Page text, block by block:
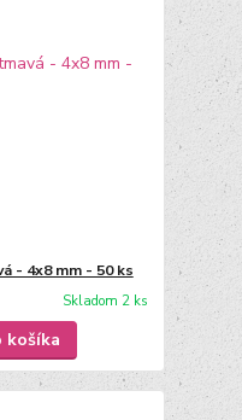
- 4x8 mm - 50 ks
Skladom 2 ks
košíka